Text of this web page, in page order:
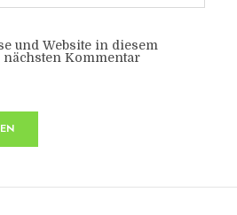
und Website in diesem
Kommentar